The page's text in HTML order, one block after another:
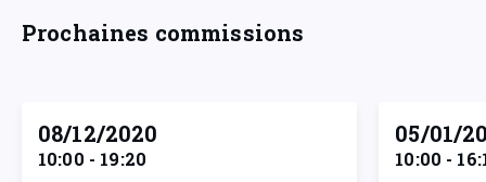
Prochaines commissions
08/12/2020
10:00 - 19:20
05/01/
10:00 -